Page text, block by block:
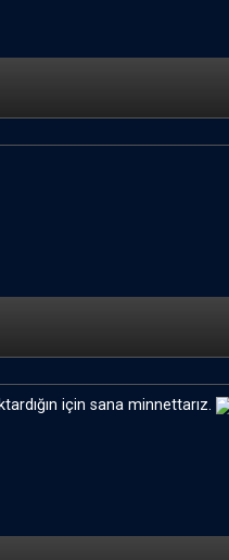
için sana minnettarız.